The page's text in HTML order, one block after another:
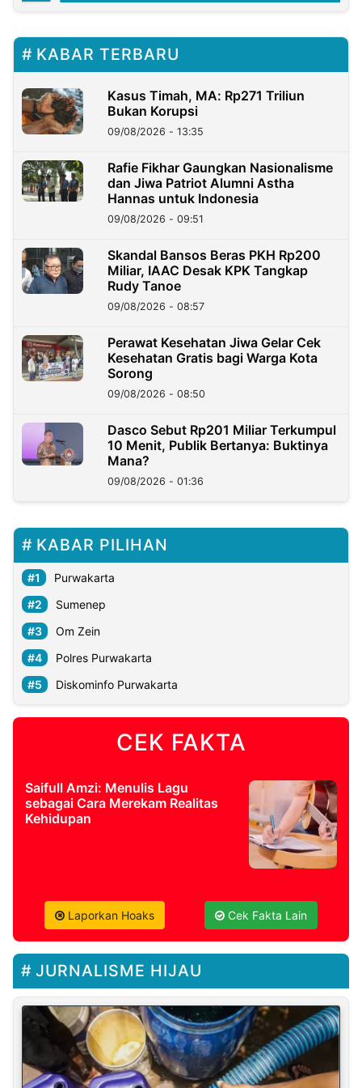
KABAR TERBARU
Kasus Timah, MA: Rp271 Triliun
Bukan Korupsi
09/08/2026 - 13:35
Rafie Fikhar Gaungkan Nasionalisme
dan Jiwa Patriot Alumni Astha
Hannas untuk Indonesia
09/08/2026 - 09:51
Skandal Bansos Beras PKH Rp200
Miliar, IAAC Desak KPK Tangkap
Rudy Tanoe
09/08/2026 - 08:57
Perawat Kesehatan Jiwa Gelar Cek
Kesehatan Gratis bagi Warga Kota
Sorong
09/08/2026 - 08:50
Dasco Sebut Rp201 Miliar Terkumpul
10 Menit, Publik Bertanya: Buktinya
Mana?
09/08/2026 - 01:36
KABAR PILIHAN
Purwakarta
Sumenep
Om Zein
Polres Purwakarta
Diskominfo Purwakarta
CEK FAKTA
Saifull Amzi: Menulis Lagu
sebagai Cara Merekam Realitas
Kehidupan
Laporkan Hoaks Cek Fakta Lain
JURNALISME HIJAU